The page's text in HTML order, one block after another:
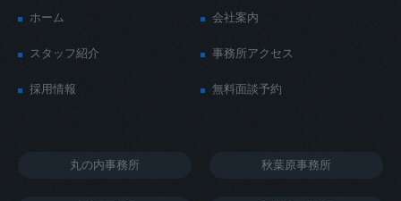
ホーム 会社案内
スタッフ紹介 事務所アクセス
採用情報 無料面談予約
丸の内事務所 秋葉原事務所